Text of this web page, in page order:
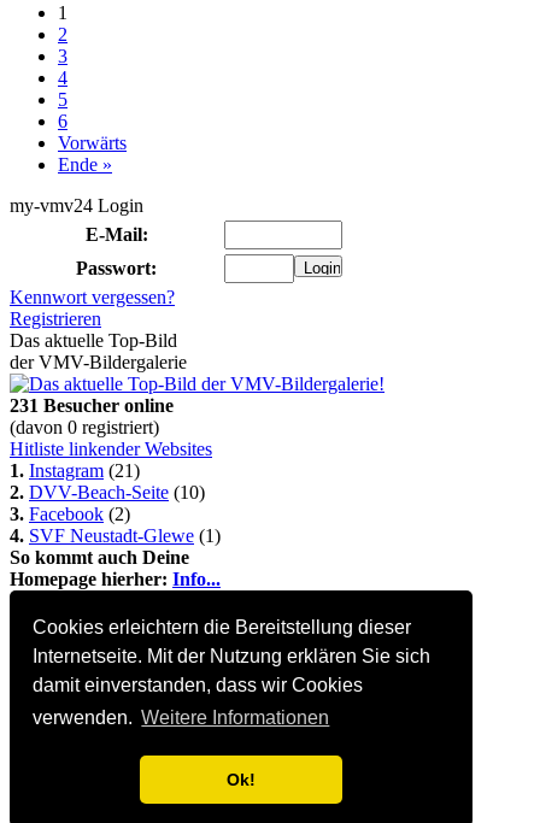
Cookies erleichtern die Bereitstellung dieser
Internetseite. Mit der Nutzung erklären Sie sich
damit einverstanden, dass wir Cookies
verwenden. Weitere Informationen
Ok!
1
2
3
4
5
6
Vorwärts
Ende »
my-vmv24 Login
E-Mail:
Passwort:
Kennwort vergessen?
Registrieren
Das aktuelle Top-Bild
der VMV-Bildergalerie
231 Besucher online
(davon 0 registriert)
Hitliste linkender Websites
1. Instagram (21)
2. DVV-Beach-Seite (10)
3. Facebook (2)
4. SVF Neustadt-Glewe (1)
So kommt auch Deine
Homepage hierher: Info...
Alle Seiten Copyright © 2002-2022 Steffen Bock